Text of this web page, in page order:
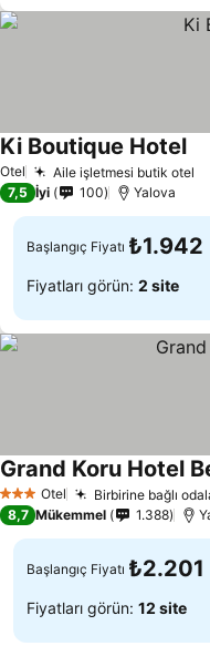
Otel Aile işletmesi butik otel
Ki Boutique Hotel
7,5 İyi 100 Yalova
Başlangıç Fiyatı ₺1.942
Fiyatları görün: 2 site
3 YıldızOtel Birbirine bağlı
Grand Koru Hotel
8,7 Mükemmel 1.388
Başlangıç Fiyatı ₺2.201
Fiyatları görün: 12 site